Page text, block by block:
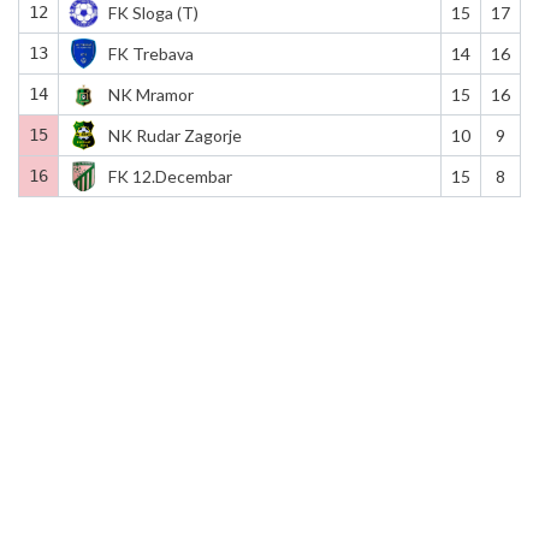
12 FK Sloga (T) 15 17
13 FK Trebava 14 16
14 NK Mramor 15 16
15 NK Rudar Zagorje 10 9
16 FK 12.Decembar 15 8